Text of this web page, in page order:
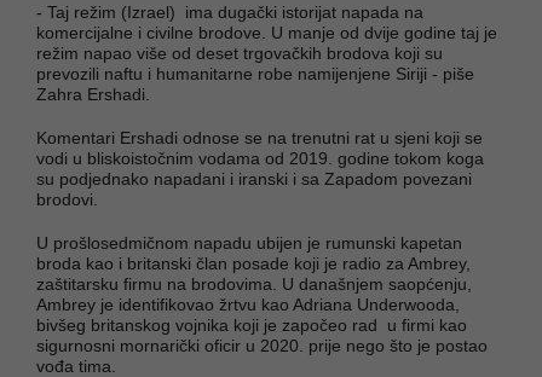
- Taj režim (Izrael) ima dugački istorijat napada na
komercijalne i civilne brodove. U manje od dvije godine taj je
režim napao više od deset trgovačkih brodova koji su
prevozili naftu i humanitarne robe namijenjene Siriji - piše
Zahra Ershadi.
Komentari Ershadi odnose se na trenutni rat u sjeni koji se
vodi u bliskoistočnim vodama od 2019. godine tokom koga
su podjednako napadani i iranski i sa Zapadom povezani
brodovi.
U prošlosedmičnom napadu ubijen je rumunski kapetan
broda kao i britanski član posade koji je radio za Ambrey,
zaštitarsku firmu na brodovima. U današnjem saopćenju,
Ambrey je identifikovao žrtvu kao Adriana Underwooda,
bivšeg britanskog vojnika koji je započeo rad u firmi kao
sigurnosni mornarički oficir u 2020. prije nego što je postao
vođa tima.